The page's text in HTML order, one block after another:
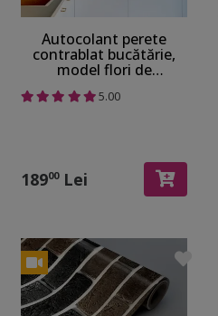
Autocolant perete
contrablat bucătărie,
model flori de
rezistent la apă și
5.00
18900Lei